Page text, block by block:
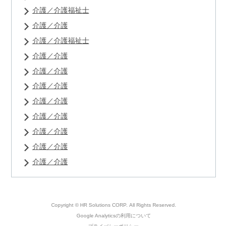
介護／介護福祉士
介護／介護
介護／介護福祉士
介護／介護
介護／介護
介護／介護
介護／介護
介護／介護
介護／介護
介護／介護
介護／介護
Copyright © HR Solutions CORP. All Rights Reserved.
Google Analyticsの利用について